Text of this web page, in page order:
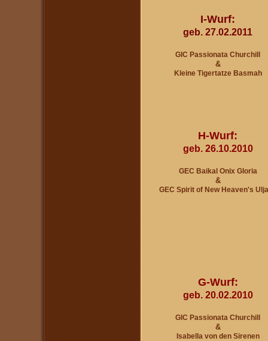
I-Wurf:
geb. 27.02.2011
GIC Passionata Churchill
&
Kleine Tigertatze Basmah
H-Wurf:
geb. 26.10.2010
GEC Baikal Onix Gloria
&
GEC Spirit of New Heaven's Ulja
G-Wurf:
geb. 20.02.2010
GIC Passionata Churchill
&
Isabella von den Sirenen